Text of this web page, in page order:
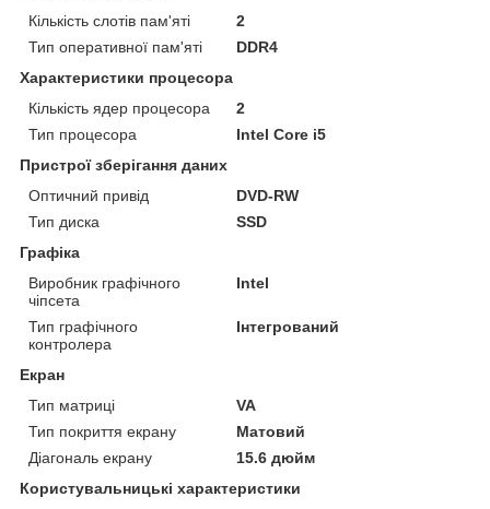
Кількість слотів пам'яті
2
Тип оперативної пам'яті
DDR4
Характеристики процесора
Кількість ядер процесора
2
Тип процесора
Intel Core i5
Пристрої зберігання даних
Оптичний привід
DVD-RW
Тип диска
SSD
Графіка
Виробник графічного
чіпсета
Intel
Тип графічного
контролера
Інтегрований
Екран
Тип матриці
VA
Тип покриття екрану
Матовий
Діагональ екрану
15.6 дюйм
Користувальницькі характеристики